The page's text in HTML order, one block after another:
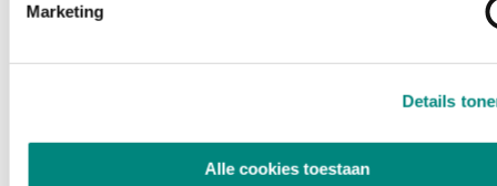
Marketing
Details
Alle cookies toestaan